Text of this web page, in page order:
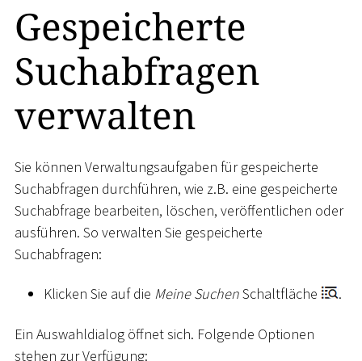
Gespeicherte
Suchabfragen
verwalten
Sie können Verwaltungsaufgaben für gespeicherte
Suchabfragen durchführen, wie z.B. eine gespeicherte
Suchabfrage bearbeiten, löschen, veröffentlichen oder
ausführen. So verwalten Sie gespeicherte
Suchabfragen:
Klicken Sie auf die Meine SuchenSchaltfläche .
Ein Auswahldialog öffnet sich. Folgende Optionen
stehen zur Verfügung: